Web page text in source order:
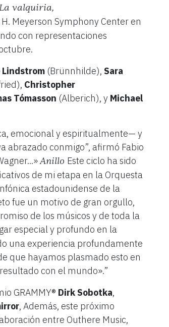
valquiria,
Meyerson Symphony Center en
con representaciones
Lindstrom (Brünnhilde), Sara
Christopher
Tómasson (Alberich), y Michael
emocional y espiritualmente— y
abrazado conmigo”, afirmó Fabio
Anillo Este ciclo ha sido
de mi etapa en la Orquesta
estadounidense de la
fue un motivo de gran orgullo,
de los músicos y de toda la
especial y profundo en la
una experiencia profundamente
que hayamos plasmado esto en
con el mundo».”
GRAMMY® Dirk Sobotka,
, Además, este próximo
entre Outhere Music,